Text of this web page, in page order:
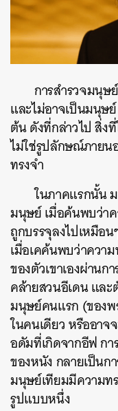
การสำรวจมนุ
และไม่อาจเป็นมนุษ
ต้น ดังที่กล่าวไป สิ่ง
ไม่ใช่รูปลักษณ์ภายน
ทรงจำ
ในภาคแรกนั้น
มนุษย์ เมื่อค้นพบว่าค
ถูกบรรจุลงไปเหมือ
เมื่อเคค้นพบว่าควา
ของตัวเขาเองผ่าน
คล้ายสวนอีเดน แล
มนุษย์คนแรก (ของพ
ในคนเดียว หรืออาจ
อดัมที่เกิดจากอีฟ ก
ของหนัง กลายเป็นก
มนุษย์เทียมมีความท
รูปแบบหนึ่ง